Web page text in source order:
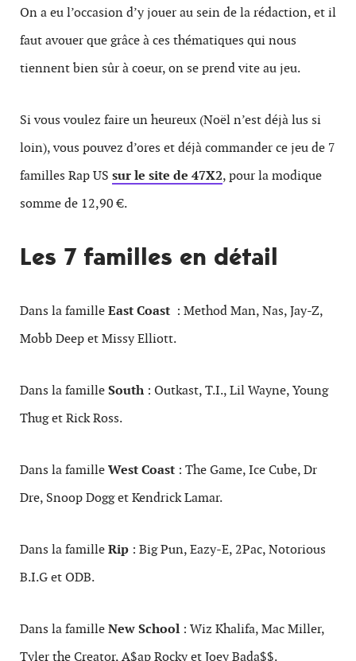
On a eu l’occasion d’y jouer au sein de la rédaction, et il
faut avouer que grâce à ces thématiques qui nous
tiennent bien sûr à coeur, on se prend vite au jeu.
Si vous voulez faire un heureux (Noël n’est déjà lus si
loin), vous pouvez d’ores et déjà commander ce jeu de 7
familles Rap US sur le site de 47X2, pour la modique
somme de 12,90 €.
Les 7 familles en détail
Dans la familleEast Coast : Method Man, Nas, Jay-Z,
Mobb Deep et Missy Elliott.
Dans la familleSouth : Outkast, T.I., Lil Wayne, Young
Thug et Rick Ross.
Dans la familleWest Coast : The Game, Ice Cube, Dr
Dre, Snoop Dogg et Kendrick Lamar.
Dans la familleRip : Big Pun, Eazy-E, 2Pac, Notorious
B.I.G et ODB.
Dans la familleNew School : Wiz Khalifa, Mac Miller,
Tyler the Creator, A$ap Rocky et Joey Bada$$.